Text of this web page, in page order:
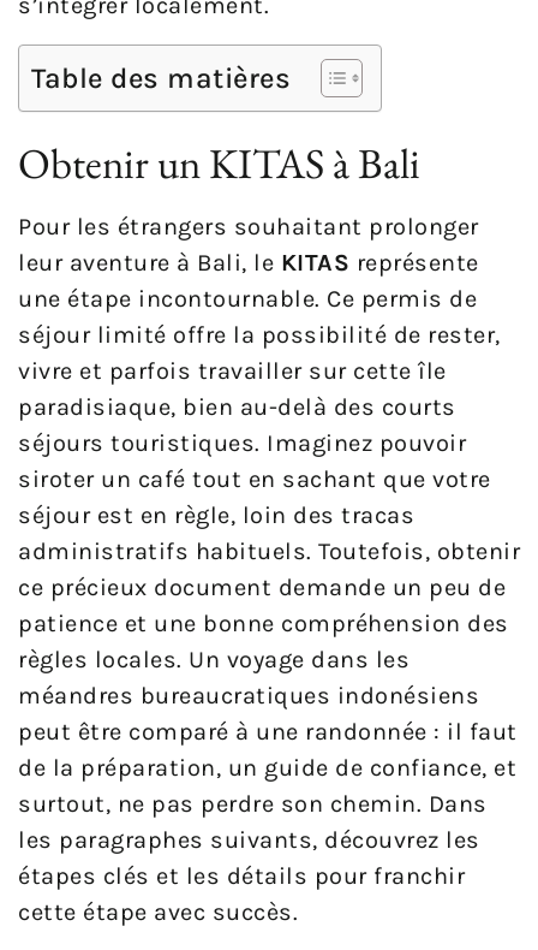
s’intégrer localement.
Table des matières
Obtenir un KITAS à Bali
Pour les étrangers souhaitant prolonger
leur aventure à Bali, le KITAS représente
une étape incontournable. Ce permis de
séjour limité offre la possibilité de rester,
vivre et parfois travailler sur cette île
paradisiaque, bien au-delà des courts
séjours touristiques. Imaginez pouvoir
siroter un café tout en sachant que votre
séjour est en règle, loin des tracas
administratifs habituels. Toutefois, obtenir
ce précieux document demande un peu de
patience et une bonne compréhension des
règles locales. Un voyage dans les
méandres bureaucratiques indonésiens
peut être comparé à une randonnée : il faut
de la préparation, un guide de confiance, et
surtout, ne pas perdre son chemin. Dans
les paragraphes suivants, découvrez les
étapes clés et les détails pour franchir
cette étape avec succès.